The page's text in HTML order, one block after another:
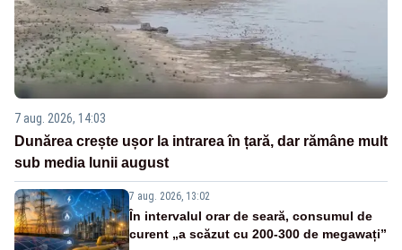
7 aug. 2026, 14:03
Dunărea crește ușor la intrarea în țară, dar rămâne mult
sub media lunii august
7 aug. 2026, 13:02
În intervalul orar de seară, consumul de
curent „a scăzut cu 200-300 de megawați”